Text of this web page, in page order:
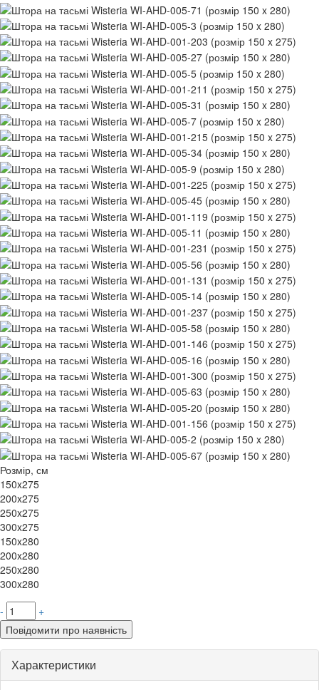
Розмір, см
150x275
200x275
250x275
300x275
150x280
200x280
250x280
300x280
-
+
Повідомити про наявність
Характеристики